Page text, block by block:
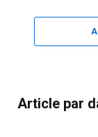
Article par